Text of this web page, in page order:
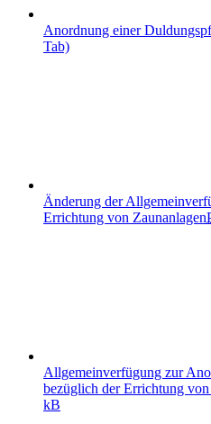
Anordnung einer
Tab)
Änderung der
Errichtung von Zaunanlagen
Allgemeinverfügung zur
bezüglich der Errichtung
kB